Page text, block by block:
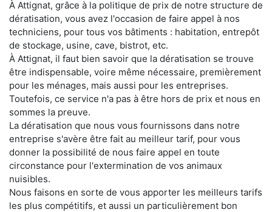
À Attignat, grâce à la politique de prix de notre structure de
dératisation, vous avez l'occasion de faire appel à nos
techniciens, pour tous vos bâtiments : habitation, entrepôt
de stockage, usine, cave, bistrot, etc.
À Attignat, il faut bien savoir que la dératisation se trouve
être indispensable, voire même nécessaire, premièrement
pour les ménages, mais aussi pour les entreprises.
Toutefois, ce service n'a pas à être hors de prix et nous en
sommes la preuve.
La dératisation que nous vous fournissons dans notre
entreprise s'avère être fait au meilleur tarif, pour vous
donner la possibilité de nous faire appel en toute
circonstance pour l'extermination de vos animaux
nuisibles.
Nous faisons en sorte de vous apporter les meilleurs tarifs
les plus compétitifs, et aussi un particulièrement bon